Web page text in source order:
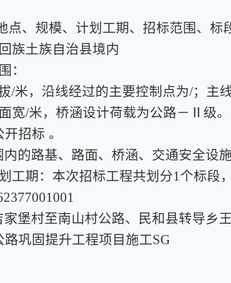
、规模、计划工期、招标范围、标
族土族自治县境内
：
/米，沿线经过的主要控制点为/；主
宽/米，桥涵设计荷载为公路－Ⅱ级
招标 。
的路基、路面、桥涵、交通安全设
工期：本次招标工程共划分1个标段
堡村至南山村公路、民和县转导乡
巩固提升工程项目施工SG